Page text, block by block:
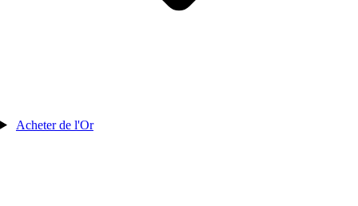
Acheter de l'Or